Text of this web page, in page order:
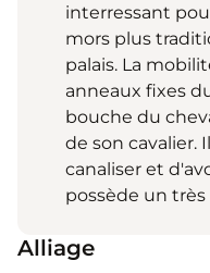
interressant
mors plus
palais. La
anneaux fixes
bouche du
de son cavalier.
canaliser et
possède un
Alliage